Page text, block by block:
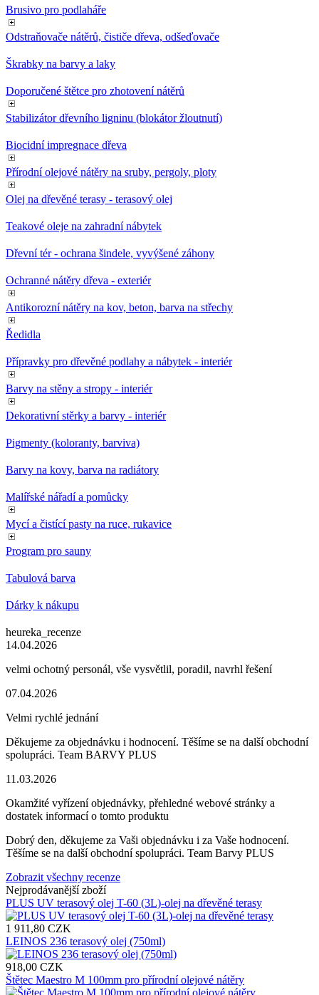
Brusivo pro podlaháře
Odstraňovače nátěrů, čističe dřeva, odšeďovače
Škrabky na barvy a laky
Doporučené štětce pro zhotovení nátěrů
Stabilizátor dřevního ligninu (blokátor žloutnutí)
Biocidní impregnace dřeva
Přírodní olejové nátěry na sruby, pergoly, ploty
Olej na dřevěné terasy - terasový olej
Teakové oleje na zahradní nábytek
Dřevní tér - ochrana šindele, vyvýšené záhony
Ochranné nátěry dřeva - exteriér
Antikorozní nátěry na kov, beton, barva na střechy
Ředidla
Přípravky pro dřevěné podlahy a nábytek - interiér
Barvy na stěny a stropy - interiér
Dekorativní stěrky a barvy - interiér
Pigmenty (koloranty, barviva)
Barvy na kovy, barva na radiátory
Malířské nářadí a pomůcky
Mycí a čistící pasty na ruce, rukavice
Program pro sauny
Tabulová barva
Dárky k nákupu
heureka_recenze
14.04.2026
velmi ochotný personál, vše vysvětlil, poradil, navrhl řešení
07.04.2026
Velmi rychlé jednání
Děkujeme za objednávku i hodnocení. Těšíme se na další obchodní
spolupráci. Team BARVY PLUS
11.03.2026
Okamžité vyřízení objednávky, přehledné webové stránky a
dostatek informací o tomto produktu
Dobrý den, děkujeme za Vaši objednávku i za Vaše hodnocení.
Těšíme se na další obchodní spolupráci. Team Barvy PLUS
Zobrazit všechny recenze
Nejprodávanější zboží
PLUS UV terasový olej T-60 (3L)-olej na dřevěné terasy
1 911,80 CZK
LEINOS 236 terasový olej (750ml)
918,00 CZK
Štětec Maestro M 100mm pro přírodní olejové nátěry